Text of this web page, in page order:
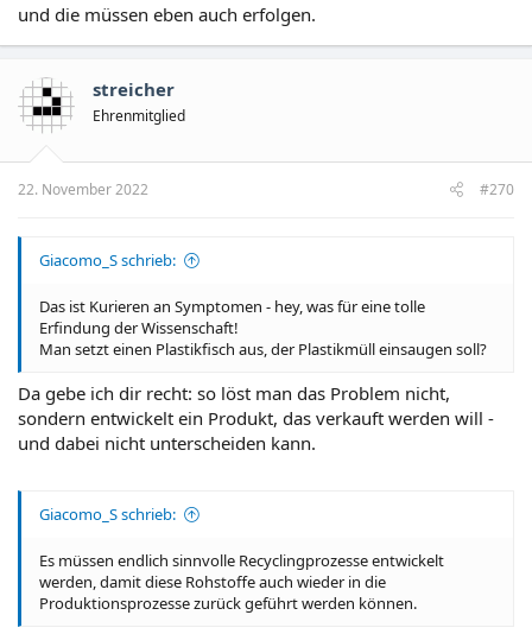
und die müssen eben auch erfolgen.
streicher
Ehrenmitglied
22. November 2022 #270
Giacomo_S schrieb:
Das ist Kurieren an Symptomen - hey, was für eine tolle
Erfindung der Wissenschaft!
Man setzt einen Plastikfisch aus, der Plastikmüll einsaugen soll?
Da gebe ich dir recht: so löst man das Problem nicht,
sondern entwickelt ein Produkt, das verkauft werden will -
und dabei nicht unterscheiden kann.
Giacomo_S schrieb:
Es müssen endlich sinnvolle Recyclingprozesse entwickelt
werden, damit diese Rohstoffe auch wieder in die
Produktionsprozesse zurück geführt werden können.